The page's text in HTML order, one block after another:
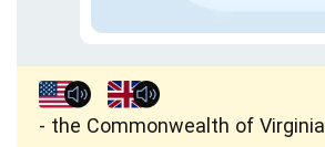
the Commonwealth of Virginia